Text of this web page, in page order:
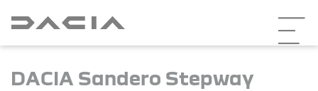
DACIA Sandero Stepway